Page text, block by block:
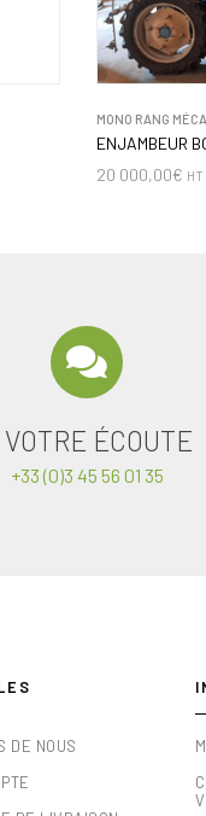
MONO RANG
ENJAMBEUR
20 000,00€ HT
ÉCOUTE
+33 (0)3 45 56 01 35
DE NOUS